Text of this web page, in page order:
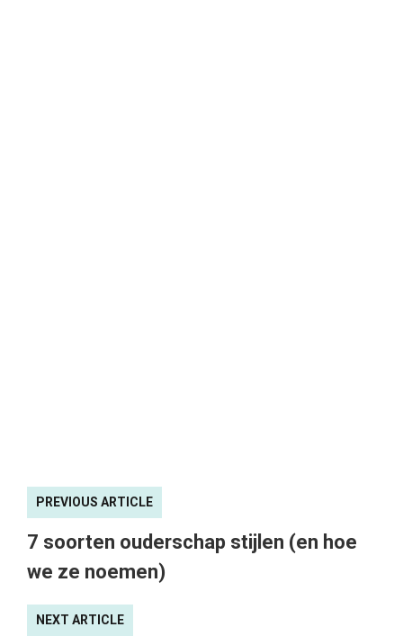
PREVIOUS ARTICLE
7 soorten ouderschap stijlen (en hoe
we ze noemen)
NEXT ARTICLE